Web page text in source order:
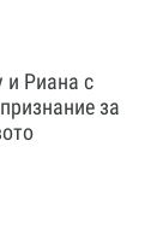
и Риана с
за